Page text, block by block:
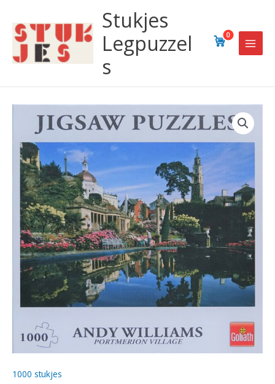
inhoud
Stukjes
Legpuzzel
s
0
1000 stukjes